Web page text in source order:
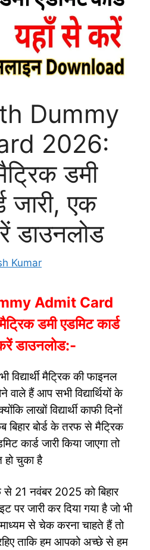
Dummy
2026:
डमी
जारी, एक
डाउनलोड
Kumar
Admit Card
डमी एडमिट कार्ड
डाउनलोड:-
विद्यार्थी मैट्रिक की फाइनल
वाले हैं आप सभी विद्यार्थियों के
लाखों विद्यार्थी काफी दिनों
बोर्ड के तरफ से मैट्रिक
कार्ड जारी किया जाएगा तो
चुका है
से 21 नवंबर 2025 को बिहार
पर जारी कर दिया गया है जो भी
से चेक करना चाहते हैं तो
ताकि हम आपको अच्छे से हम